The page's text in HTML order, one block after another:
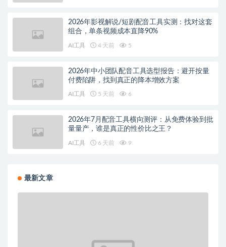
2026年影视解说/短剧配音工具实测：找对这套
组合，单条视频成本直降90%
AI工具 4 天前 5
2026年中小团队配音工具选型报告：避开按量
付费陷阱，找到真正的降本增效方案
AI工具 5 天前 6
2026年7月配音工具横向测评：从免费体验到批
量量产，谁是真正的性价比之王？
AI工具 6 天前 9
最新文章